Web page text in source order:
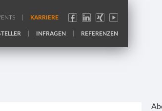
KARRIERE
INFRAGEN REFERENZEN